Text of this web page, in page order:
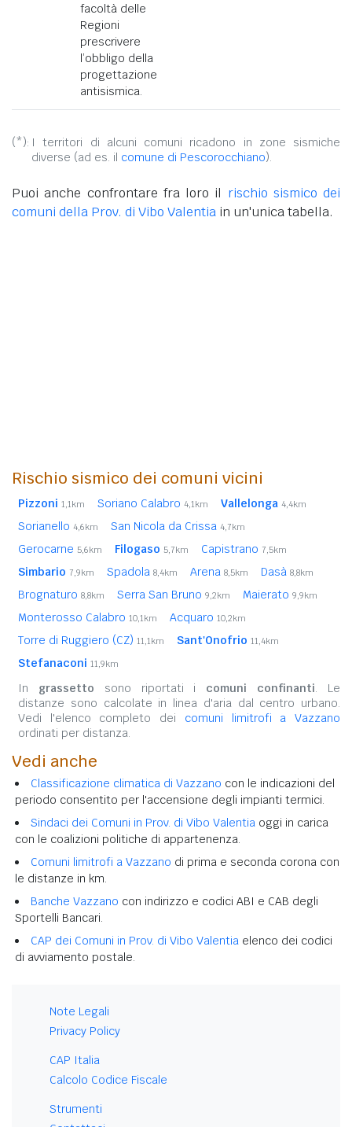
facoltà delle
Regioni
prescrivere
l’obbligo della
progettazione
antisismica.
(*): I territori di alcuni comuni ricadono in zone sismiche
diverse (ad es. il comune di Pescorocchiano).
Puoi anche confrontare fra loro il rischio sismico dei
comuni della Prov. di Vibo Valentia in un'unica tabella.
Rischio sismico dei comuni vicini
Pizzoni 1,1km Soriano Calabro 4,1km Vallelonga 4,4km
Sorianello 4,6km San Nicola da Crissa 4,7km
Gerocarne 5,6km Filogaso 5,7km Capistrano 7,5km
Simbario 7,9km Spadola 8,4km Arena 8,5km Dasà 8,8km
Brognaturo 8,8km Serra San Bruno 9,2km Maierato 9,9km
Monterosso Calabro 10,1km Acquaro 10,2km
Torre di Ruggiero (CZ) 11,1km Sant'Onofrio 11,4km
Stefanaconi 11,9km
In grassetto sono riportati i comuni confinanti. Le
distanze sono calcolate in linea d'aria dal centro urbano.
Vedi l'elenco completo dei comuni limitrofi a Vazzano
ordinati per distanza.
Vedi anche
Classificazione climatica di Vazzano con le indicazioni del
periodo consentito per l'accensione degli impianti termici.
Sindaci dei Comuni in Prov. di Vibo Valentia oggi in carica
con le coalizioni politiche di appartenenza.
Comuni limitrofi a Vazzano di prima e seconda corona con
le distanze in km.
Banche Vazzano con indirizzo e codici ABI e CAB degli
Sportelli Bancari.
CAP dei Comuni in Prov. di Vibo Valentia elenco dei codici
di avviamento postale.
Note Legali
Privacy Policy
CAP Italia
Calcolo Codice Fiscale
Strumenti